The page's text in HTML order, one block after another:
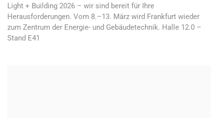
Light + Building 2026 – wir sind bereit für Ihre
Herausforderungen. Vom 8.–13. März wird Frankfurt wieder
zum Zentrum der Energie- und Gebäudetechnik. Halle 12.0 –
Stand E41